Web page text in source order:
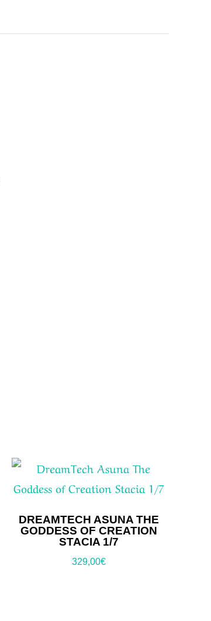
DREAMTECH ASUNA THE
GODDESS OF CREATION
STACIA 1/7
329,00€